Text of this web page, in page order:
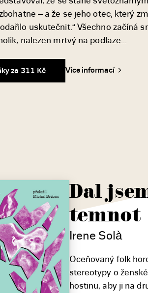
– a že se jeho otec, který
uskutečnit.“ Všechno začíná
nalezen mrtvý na podlaze...
za 311 Kč Více informací
Dal
temnot
Irene Solà
Oceňovaný folk
stereotypy o
hostinu, aby ji na